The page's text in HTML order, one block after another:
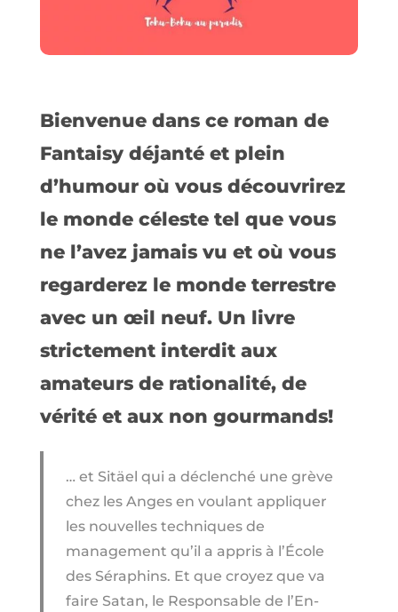
Bienvenue dans ce roman de
Fantaisy déjanté et plein
d’humour où vous découvrirez
le monde céleste tel que vous
ne l’avez jamais vu et où vous
regarderez le monde terrestre
avec un œil neuf. Un livre
strictement interdit aux
amateurs de rationalité, de
vérité et aux non gourmands!
… et Sitäel qui a déclenché une grève
chez les Anges en voulant appliquer
les nouvelles techniques de
management qu’il a appris à l’École
des Séraphins. Et que croyez que va
faire Satan, le Responsable de l’En-